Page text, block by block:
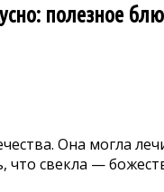
полезное
Она могла
что свекла —